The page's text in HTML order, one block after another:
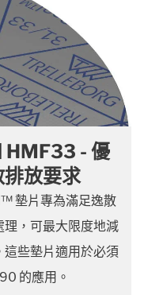
- 優
放要求
墊片專為滿足逸散
，可最大限度地減
些墊片適用於必須
的應用。